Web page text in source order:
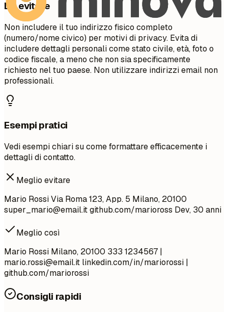
Da evitare
Non includere il tuo indirizzo fisico completo
(numero/nome civico) per motivi di privacy. Evita di
includere dettagli personali come stato civile, età, foto o
codice fiscale, a meno che non sia specificamente
richiesto nel tuo paese. Non utilizzare indirizzi email non
professionali.
Esempi pratici
Vedi esempi chiari su come formattare efficacemente i
dettagli di contatto.
Meglio evitare
Mario Rossi Via Roma 123, App. 5 Milano, 20100
super_mario@email.itgithub.com/marioross Dev, 30 anni
Meglio così
Mario Rossi Milano, 20100 333 1234567 |
mario.rossi@email.it linkedin.com/in/mariorossi |
github.com/mariorossi
Consigli rapidi